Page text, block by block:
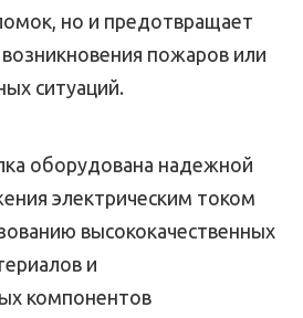
но и предотвращает
пожаров или
ситуаций.
оборудована надежной
электрическим током
высококачественных
и
компонентов